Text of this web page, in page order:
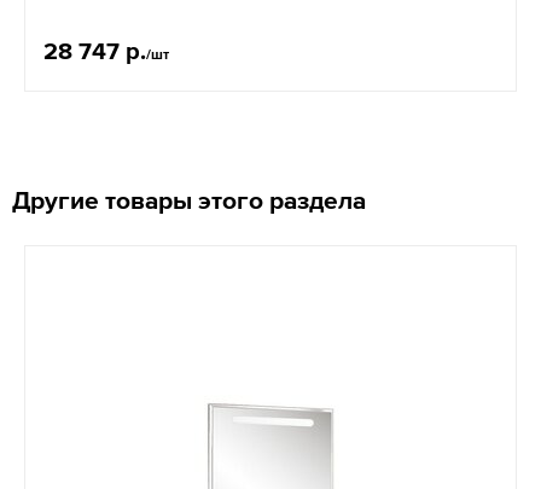
28 747 р./шт
Другие товары этого раздела